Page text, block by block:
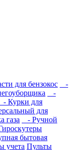
для бензокос
-
-
- Курки для
для
газа
- Ручной
бытовая
учета Пульты